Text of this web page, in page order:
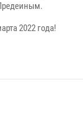
2022 года!